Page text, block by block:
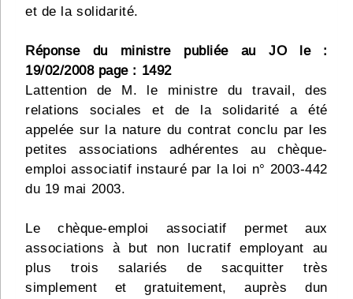
et de la solidarité.
Réponse du ministre publiée au JO le :
19/02/2008 page : 1492
Lattention de M. le ministre du travail, des
relations sociales et de la solidarité a été
appelée sur la nature du contrat conclu par les
petites associations adhérentes au chèque-
emploi associatif instauré par la loi n° 2003-442
du 19 mai 2003.
Le chèque-emploi associatif permet aux
associations à but non lucratif employant au
plus trois salariés de sacquitter très
simplement et gratuitement, auprès dun